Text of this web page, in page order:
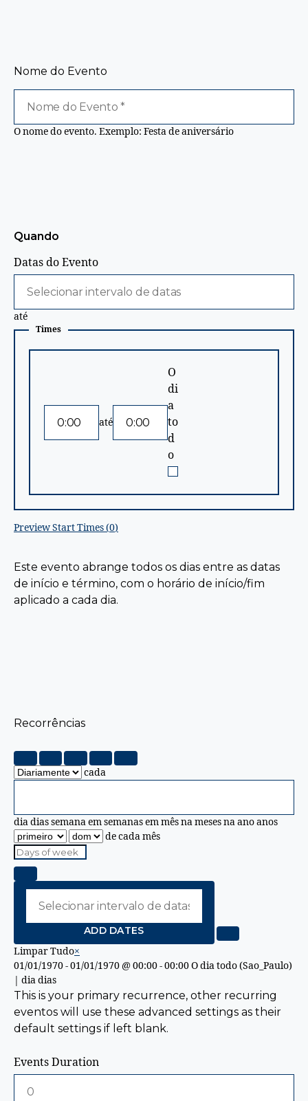
Nome do Evento
O nome do evento. Exemplo: Festa de aniversário
Quando
Datas do Evento
até
Times
atéde
O
di
a
to
d
o
Preview Start Times (0)
Este evento abrange todos os dias entre as datas
de início e término, com o horário de início/fim
aplicado a cada dia.
Recorrências
cada
diadiassemana emsemanas emmês nameses naanoanos
de cada mês
Days
of
week
ADD DATES
Limpar Tudo×
01/01/1970-01/01/1970 @00:00 - 00:00O dia todo(Sao_Paulo)
diadias
This is your primary recurrence, other recurring
eventos will use these advanced settings as their
default settings if left blank.
Events Duration